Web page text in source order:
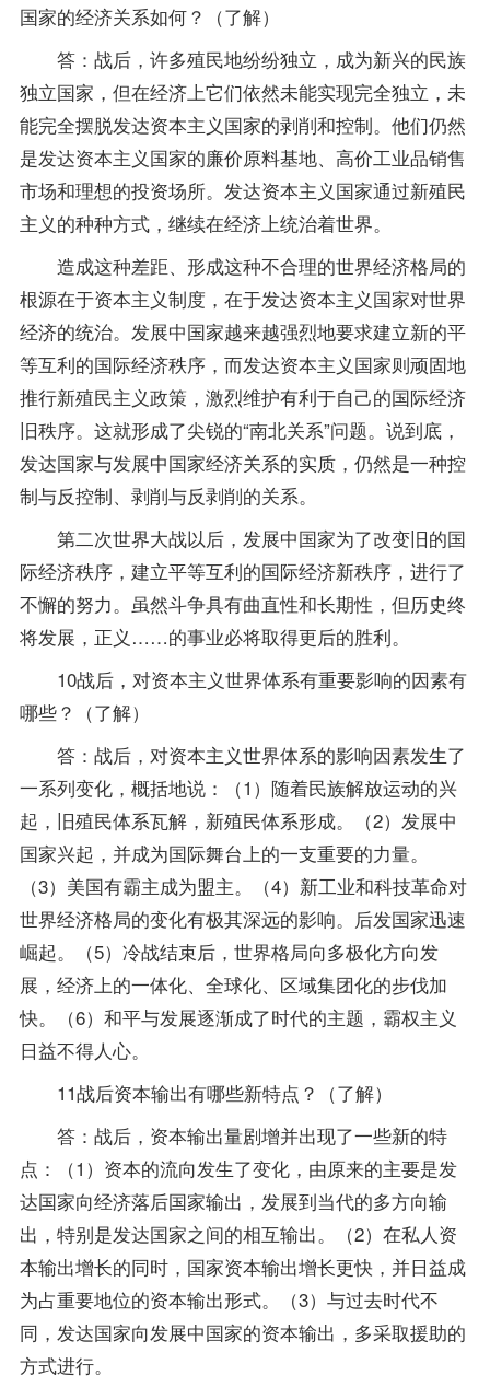
国家的经济关系如何？（了解）
答：战后，许多殖民地纷纷独立，成为新兴的民族
独立国家，但在经济上它们依然未能实现完全独立，未
能完全摆脱发达资本主义国家的剥削和控制。他们仍然
是发达资本主义国家的廉价原料基地、高价工业品销售
市场和理想的投资场所。发达资本主义国家通过新殖民
主义的种种方式，继续在经济上统治着世界。
造成这种差距、形成这种不合理的世界经济格局的
根源在于资本主义制度，在于发达资本主义国家对世界
经济的统治。发展中国家越来越强烈地要求建立新的平
等互利的国际经济秩序，而发达资本主义国家则顽固地
推行新殖民主义政策，激烈维护有利于自己的国际经济
旧秩序。这就形成了尖锐的“南北关系”问题。说到底，
发达国家与发展中国家经济关系的实质，仍然是一种控
制与反控制、剥削与反剥削的关系。
第二次世界大战以后，发展中国家为了改变旧的国
际经济秩序，建立平等互利的国际经济新秩序，进行了
不懈的努力。虽然斗争具有曲直性和长期性，但历史终
将发展，正义……的事业必将取得更后的胜利。
10战后，对资本主义世界体系有重要影响的因素有
哪些？（了解）
答：战后，对资本主义世界体系的影响因素发生了
一系列变化，概括地说：（1）随着民族解放运动的兴
起，旧殖民体系瓦解，新殖民体系形成。（2）发展中
国家兴起，并成为国际舞台上的一支重要的力量。
（3）美国有霸主成为盟主。（4）新工业和科技革命对
世界经济格局的变化有极其深远的影响。后发国家迅速
崛起。（5）冷战结束后，世界格局向多极化方向发
展，经济上的一体化、全球化、区域集团化的步伐加
快。（6）和平与发展逐渐成了时代的主题，霸权主义
日益不得人心。
11战后资本输出有哪些新特点？（了解）
答：战后，资本输出量剧增并出现了一些新的特
点：（1）资本的流向发生了变化，由原来的主要是发
达国家向经济落后国家输出，发展到当代的多方向输
出，特别是发达国家之间的相互输出。（2）在私人资
本输出增长的同时，国家资本输出增长更快，并日益成
为占重要地位的资本输出形式。（3）与过去时代不
同，发达国家向发展中国家的资本输出，多采取援助的
方式进行。